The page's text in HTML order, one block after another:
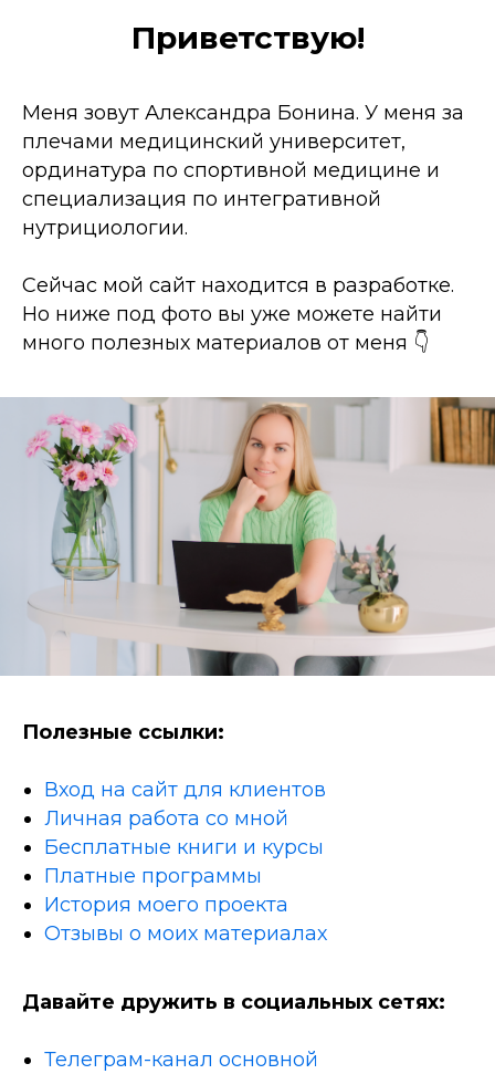
Приветствую!
Меня зовут Александра Бонина. У меня за
плечами медицинский университет,
ординатура по спортивной медицине и
специализация по интегративной
нутрициологии.
Сейчас мой сайт находится в разработке.
Но ниже под фото вы уже можете найти
много полезных материалов от меня 👇
Полезные ссылки:
Вход на сайт для клиентов
Личная работа со мной
Бесплатные книги и курсы
Платные программы
История моего проекта
Отзывы о моих материалах
Давайте дружить в социальных сетях:
Телеграм-канал основной